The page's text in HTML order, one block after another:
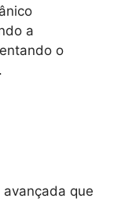
a
o
avançada que